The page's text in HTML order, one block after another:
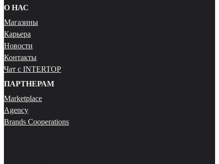
О НАС
Магазины
Карьера
Новости
Контакты
Чат с INTERTOP
ПАРТНЕРАМ
Marketplace
Agency
Brands Cooperations